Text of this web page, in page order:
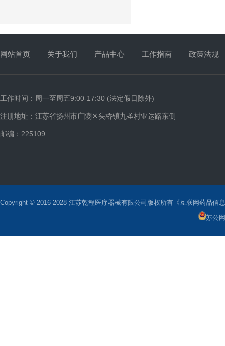
网站首页 关于我们 产品中心 工作指南 政策法规
工作时间：周一至周五9:00-17:30 (法定假日除外)
注册地址：江苏省扬州市广陵区头桥镇九圣村亚达路东侧
邮编：225109
Copyright © 2016-2028 江苏乾程医疗器械有限公司版权所有《互联网药品信
苏公